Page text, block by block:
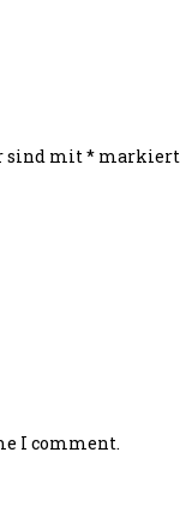
sind mit * markiert
I comment.